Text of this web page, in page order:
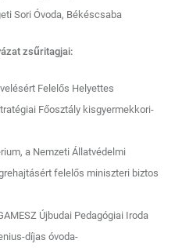
Sori Óvoda, Békéscsaba
zsűritagjai:
Felelős Helyettes
Főosztály kisgyermekkori-
a Nemzeti Állatvédelmi
felelős miniszteri biztos
Újbudai Pedagógiai Iroda
díjas óvoda-